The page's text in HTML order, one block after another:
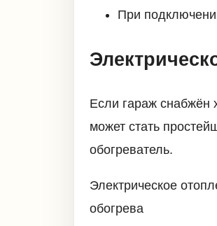
При
Если гараж снабжён
может стать
обогреватель.
Электрическое
обогрева